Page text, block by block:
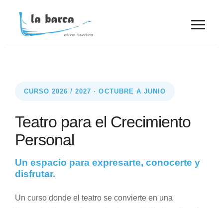
CURSO 2026 / 2027 · OCTUBRE A JUNIO
Teatro para el Crecimiento
Personal
Un espacio para expresarte, conocerte y
disfrutar.
Un curso donde el teatro se convierte en una